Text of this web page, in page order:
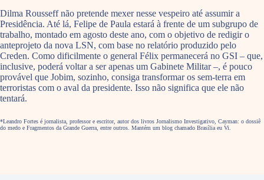
Dilma Rousseff não pretende mexer nesse vespeiro até assumir a
Presidência. Até lá, Felipe de Paula estará à frente de um subgrupo de
trabalho, montado em agosto deste ano, com o objetivo de redigir o
anteprojeto da nova LSN, com base no relatório produzido pelo
Creden. Como dificilmente o general Félix permanecerá no GSI – que,
inclusive, poderá voltar a ser apenas um Gabinete Militar –, é pouco
provável que Jobim, sozinho, consiga transformar os sem-terra em
terroristas com o aval da presidente. Isso não significa que ele não
tentará.
*Leandro Fortes é jornalista, professor e escritor, autor dos livros Jornalismo Investigativo, Cayman: o dossiê
do medo e Fragmentos da Grande Guerra, entre outros. Mantém um blog chamado Brasília eu Vi.